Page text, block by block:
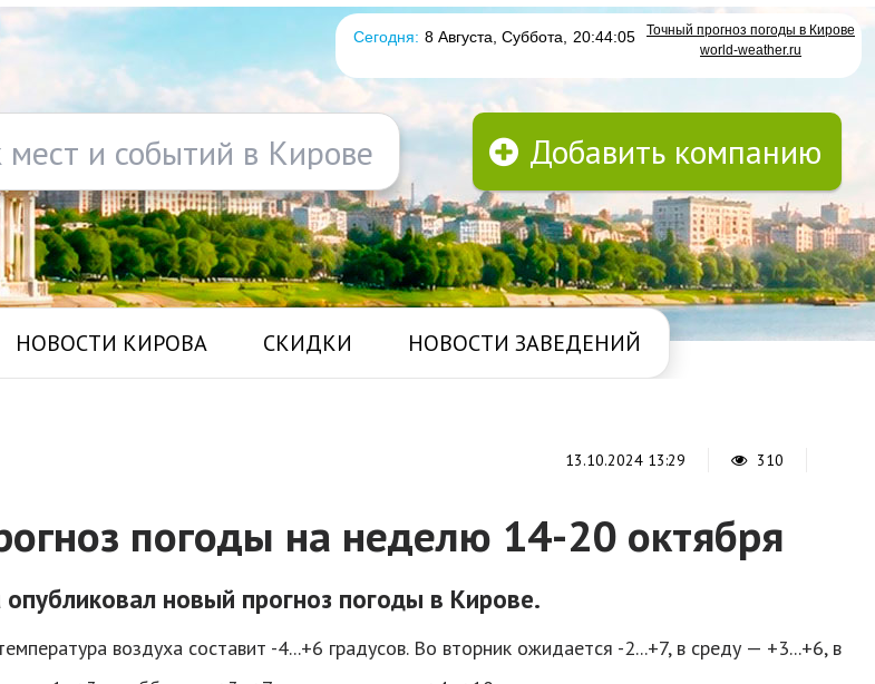
Сегодня: 8 Августа, Суббота 20:44:05
Точный прогноз погоды в Кирове
world-weather.ru
мест и событий в Кирове Добавить компанию
НОВОСТИ КИРОВА СКИДКИ НОВОСТИ ЗАВЕДЕНИЙ
13.10.2024 13:29 310
погоды на неделю 14-20 октября
новый прогноз погоды в Кирове.
воздуха составит -4...+6 градусов. Во вторник ожидается -2...+7, в среду — +3...+6, в